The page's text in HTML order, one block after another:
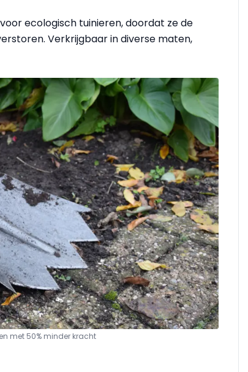
voor ecologisch tuinieren, doordat ze de
Verkrijgbaar in diverse maten,
met 50% minder kracht